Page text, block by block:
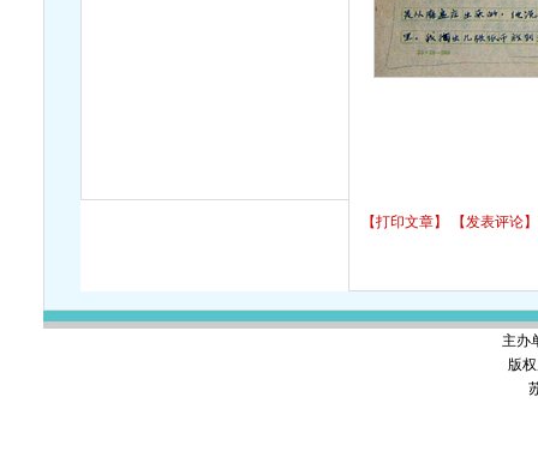
【打印文章】 【发表评论】
主办
版